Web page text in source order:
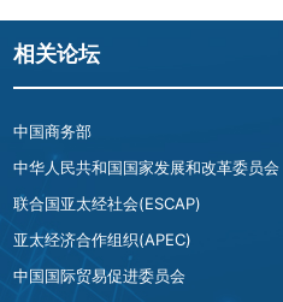
相关论坛
中国商务部
中华人民共和国国家发展和改革委员会
联合国亚太经社会(ESCAP)
亚太经济合作组织(APEC)
中国国际贸易促进委员会